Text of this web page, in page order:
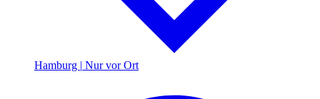
Hamburg | Nur vor Ort